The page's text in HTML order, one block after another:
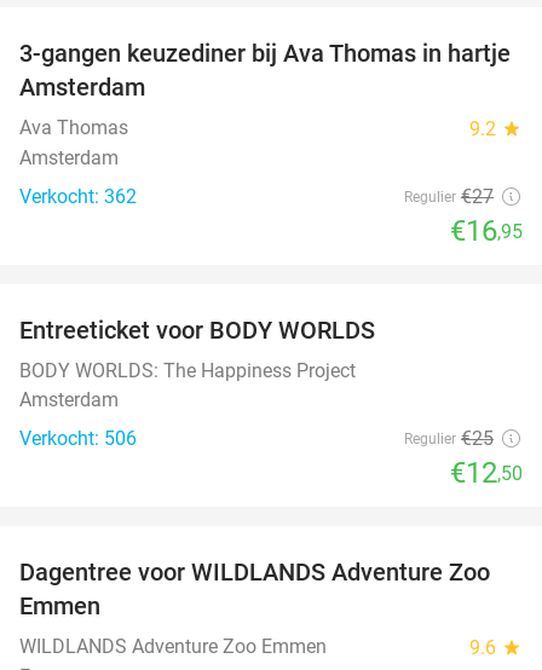
37%
3-gangen keuzediner bij Ava Thomas in hartje
Amsterdam
Ava Thomas 9.2 star
Amsterdam
Verkocht: 362
Regulier €27
€16,95
Entreeticket voor BODY WORLDS
BODY WORLDS: The Happiness Project
Amsterdam
Verkocht: 506
Regulier €25
€12,50
24%
Dagentree voor WILDLANDS Adventure Zoo
Emmen
WILDLANDS Adventure Zoo Emmen 9.6 star